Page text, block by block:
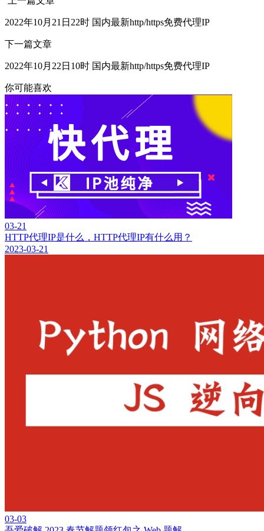
2022年10月21日22时 国内最新http/https免费代理IP
下一篇文章
2022年10月22日10时 国内最新http/https免费代理IP
你可能喜欢
03-21
HTTP代理IP是什么，HTTP代理IP有什么用？
2023-03-21
03-03